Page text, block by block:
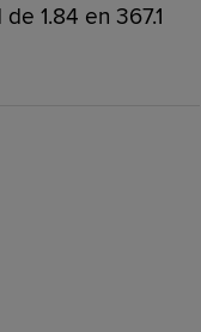
1.84 en 367.1